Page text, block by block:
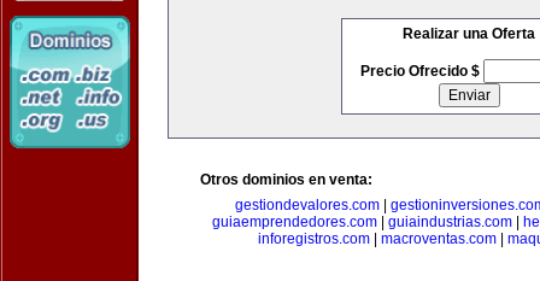
Realizar una Oferta
Precio Ofrecido $
Otros dominios en venta:
gestiondevalores.com|
guiaemprendedores.com
guiaindustrias.com
inforegistros.com| macroventas.com|